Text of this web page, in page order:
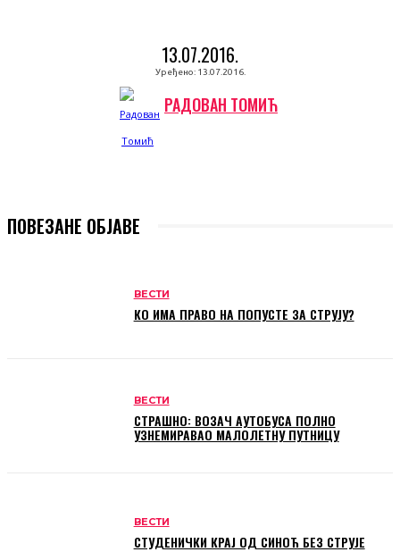
13.07.2016.
Уређено: 13.07.2016.
РАДОВАН ТОМИЋ
ПОВЕЗАНЕ ОБЈАВЕ
ВЕСТИ
КО ИМА ПРАВО НА ПОПУСТЕ ЗА СТРУЈУ?
ВЕСТИ
СТРАШНО: ВОЗАЧ АУТОБУСА ПОЛНО
УЗНЕМИРАВАО МАЛОЛЕТНУ ПУТНИЦУ
ВЕСТИ
СТУДЕНИЧКИ КРАЈ ОД СИНОЋ БЕЗ СТРУЈЕ